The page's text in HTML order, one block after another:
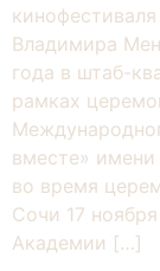
Владимира
года в штаб-
рамках
вместе»
во время
Сочи 17
Академии […]